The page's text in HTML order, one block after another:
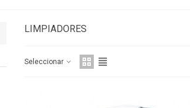
LIMPIADORES
Seleccionar